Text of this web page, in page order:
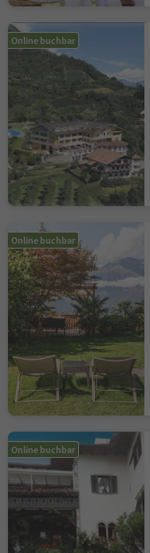
Online buchbar
Online buchbar
Online buchbar